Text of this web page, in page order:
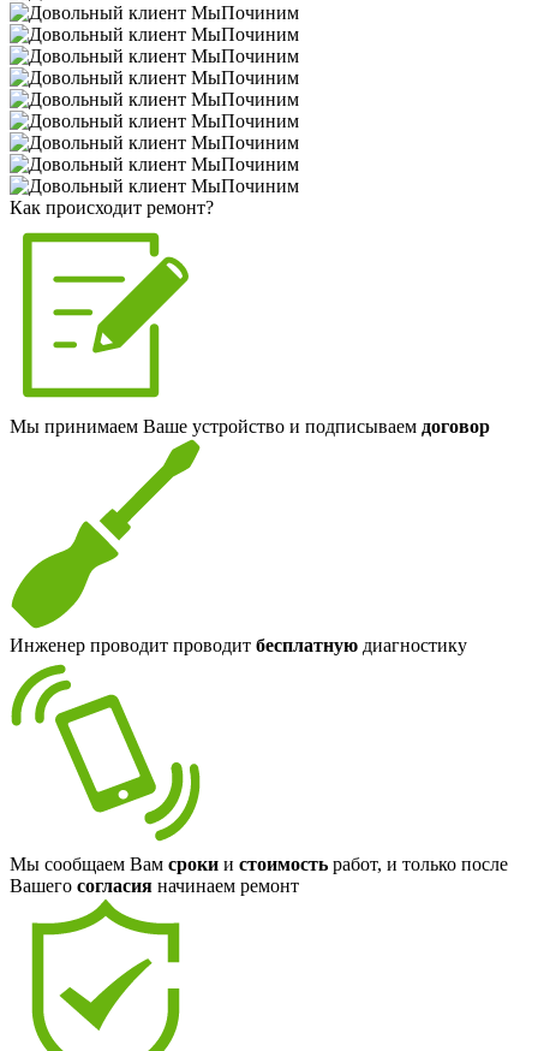
Как происходит ремонт?
Мы принимаем Ваше устройство и подписываем договор
Инженер проводит проводит бесплатную диагностику
Мы сообщаем Вам сроки и стоимость работ, и только после
Вашего согласия начинаем ремонт